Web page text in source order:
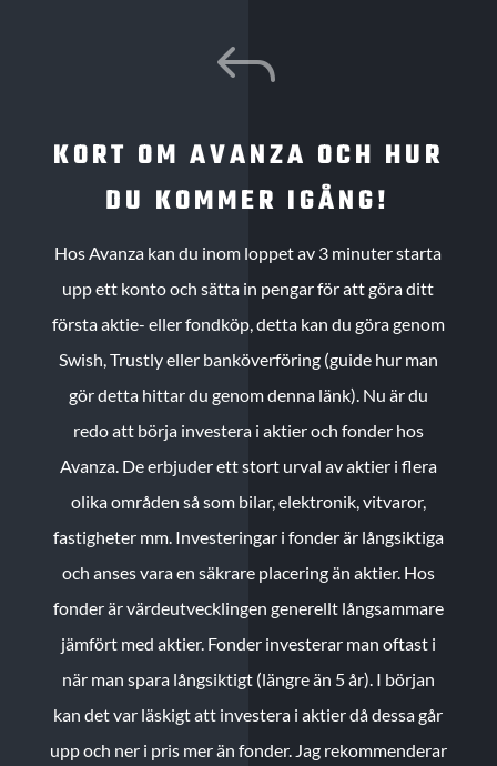
J
KORT OM AVANZA OCH HUR
DU KOMMER IGÅNG!
Hos Avanza kan du inom loppet av 3 minuter starta
upp ett konto och sätta in pengar för att göra ditt
första aktie- eller fondköp, detta kan du göra genom
Swish, Trustly eller banköverföring (guide hur man
gör detta hittar du genom denna länk). Nu är du
redo att börja investera i aktier och fonder hos
Avanza. De erbjuder ett stort urval av aktier i flera
olika områden så som bilar, elektronik, vitvaror,
fastigheter mm. Investeringar i fonder är långsiktiga
och anses vara en säkrare placering än aktier. Hos
fonder är värdeutvecklingen generellt långsammare
jämfört med aktier. Fonder investerar man oftast i
när man spara långsiktigt (längre än 5 år). I början
kan det var läskigt att investera i aktier då dessa går
upp och ner i pris mer än fonder. Jag rekommenderar